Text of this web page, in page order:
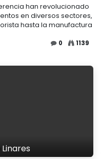
han revolucionado
en diversos sectores,
hasta la manufactura
0 1139
Linares